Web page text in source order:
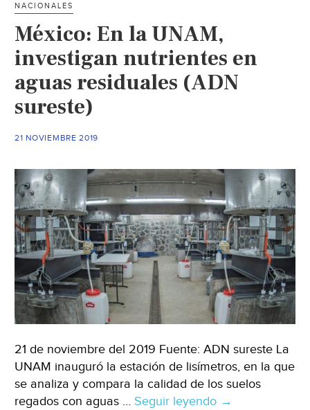
NACIONALES
México: En la UNAM,
investigan nutrientes en
aguas residuales (ADN
sureste)
21 NOVIEMBRE 2019
21 de noviembre del 2019 Fuente: ADN sureste La
UNAM inauguró la estación de lisímetros, en la que
se analiza y compara la calidad de los suelos
regados con aguas … Seguir leyendo México:
→